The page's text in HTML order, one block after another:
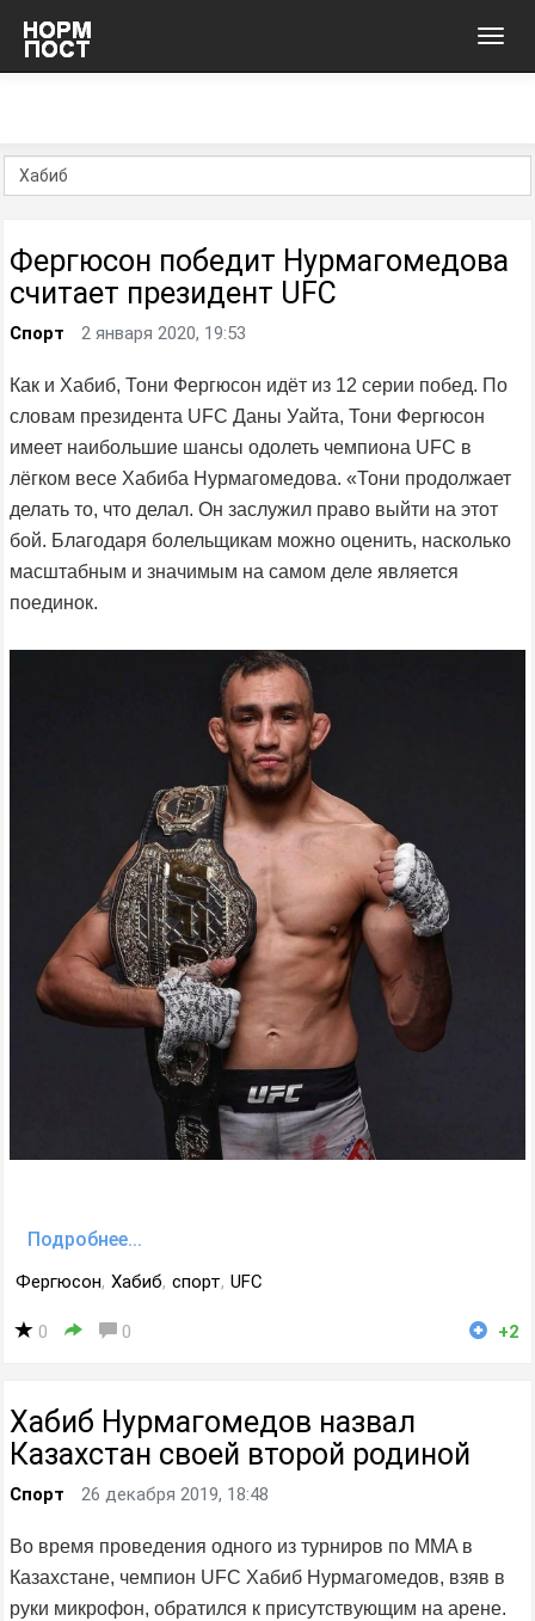
Фергюсон победит Нурмагомедова
считает президент UFC
Спорт 2 января 2020, 19:53
Как и Хабиб, Тони Фергюсон идёт из 12 серии побед. По
словам президента UFC Даны Уайта, Тони Фергюсон
имеет наибольшие шансы одолеть чемпиона UFC в
лёгком весе Хабиба Нурмагомедова. «Тони продолжает
делать то, что делал. Он заслужил право выйти на этот
бой. Благодаря болельщикам можно оценить, насколько
масштабным и значимым на самом деле является
поединок.
Подробнее...
Фергюсон, Хабиб, спорт, UFC
0 0 +2
Хабиб Нурмагомедов назвал
Казахстан своей второй родиной
Спорт 26 декабря 2019, 18:48
Во время проведения одного из турниров по MMA в
Казахстане, чемпион UFC Хабиб Нурмагомедов, взяв в
руки микрофон, обратился к присутствующим на арене.